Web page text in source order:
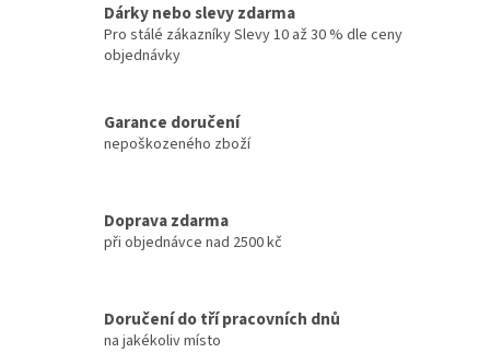
Dárky nebo slevy zdarma
Pro stálé zákazníky Slevy 10 až 30 % dle ceny
objednávky
Garance doručení
nepoškozeného zboží
Doprava zdarma
při objednávce nad 2500 kč
Doručení do tří pracovních dnů
na jakékoliv místo